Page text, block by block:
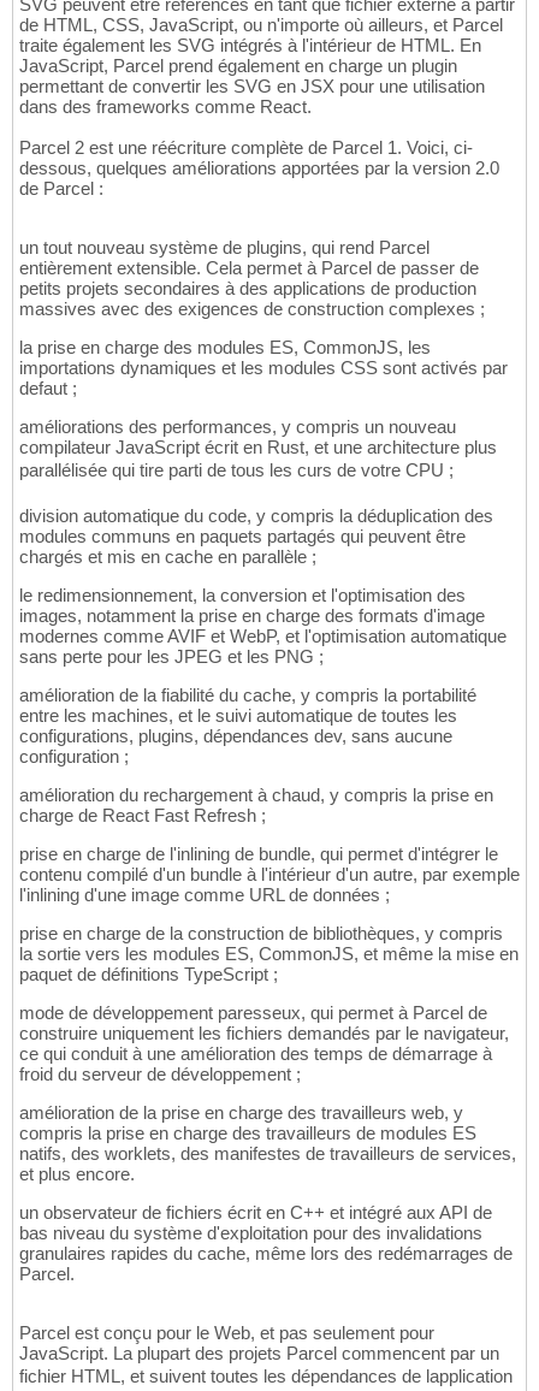
SVG peuvent être référencés en tant que fichier externe à partir
de HTML, CSS, JavaScript, ou n'importe où ailleurs, et Parcel
traite également les SVG intégrés à l'intérieur de HTML. En
JavaScript, Parcel prend également en charge un plugin
permettant de convertir les SVG en JSX pour une utilisation
dans des frameworks comme React.
Parcel 2 est une réécriture complète de Parcel 1. Voici, ci-
dessous, quelques améliorations apportées par la version 2.0
de Parcel :
un tout nouveau système de plugins, qui rend Parcel
entièrement extensible. Cela permet à Parcel de passer de
petits projets secondaires à des applications de production
massives avec des exigences de construction complexes ;
la prise en charge des modules ES, CommonJS, les
importations dynamiques et les modules CSS sont activés par
defaut ;
améliorations des performances, y compris un nouveau
compilateur JavaScript écrit en Rust, et une architecture plus
parallélisée qui tire parti de tous les curs de votre CPU ;
division automatique du code, y compris la déduplication des
modules communs en paquets partagés qui peuvent être
chargés et mis en cache en parallèle ;
le redimensionnement, la conversion et l'optimisation des
images, notamment la prise en charge des formats d'image
modernes comme AVIF et WebP, et l'optimisation automatique
sans perte pour les JPEG et les PNG ;
amélioration de la fiabilité du cache, y compris la portabilité
entre les machines, et le suivi automatique de toutes les
configurations, plugins, dépendances dev, sans aucune
configuration ;
amélioration du rechargement à chaud, y compris la prise en
charge de React Fast Refresh ;
prise en charge de l'inlining de bundle, qui permet d'intégrer le
contenu compilé d'un bundle à l'intérieur d'un autre, par exemple
l'inlining d'une image comme URL de données ;
prise en charge de la construction de bibliothèques, y compris
la sortie vers les modules ES, CommonJS, et même la mise en
paquet de définitions TypeScript ;
mode de développement paresseux, qui permet à Parcel de
construire uniquement les fichiers demandés par le navigateur,
ce qui conduit à une amélioration des temps de démarrage à
froid du serveur de développement ;
amélioration de la prise en charge des travailleurs web, y
compris la prise en charge des travailleurs de modules ES
natifs, des worklets, des manifestes de travailleurs de services,
et plus encore.
un observateur de fichiers écrit en C++ et intégré aux API de
bas niveau du système d'exploitation pour des invalidations
granulaires rapides du cache, même lors des redémarrages de
Parcel.
Parcel est conçu pour le Web, et pas seulement pour
JavaScript. La plupart des projets Parcel commencent par un
fichier HTML, et suivent toutes les dépendances de lapplication